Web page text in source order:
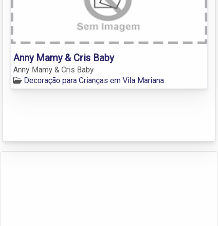
Anny Mamy & Cris Baby
Anny Mamy & Cris Baby
Decoração para Crianças em Vila Mariana